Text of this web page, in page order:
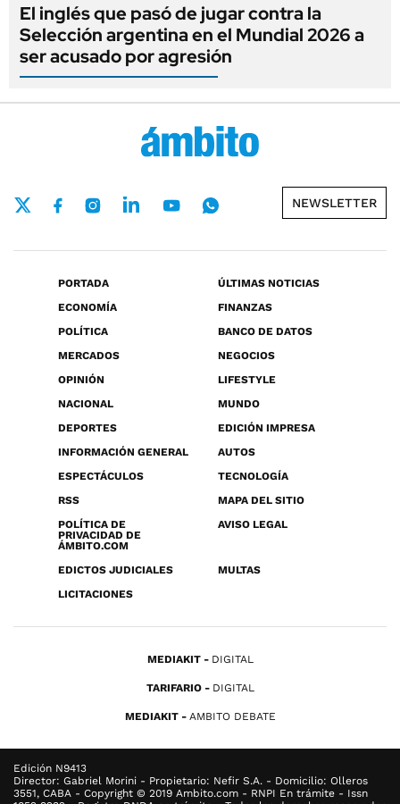
El inglés que pasó de jugar contra la
Selección argentina en el Mundial 2026 a
ser acusado por agresión
NEWSLETTER
PORTADA
ÚLTIMAS NOTICIAS
ECONOMÍA
FINANZAS
POLÍTICA
BANCO DE DATOS
MERCADOS
NEGOCIOS
OPINIÓN
LIFESTYLE
NACIONAL
MUNDO
DEPORTES
EDICIÓN IMPRESA
INFORMACIÓN GENERAL
AUTOS
ESPECTÁCULOS
TECNOLOGÍA
RSS
MAPA DEL SITIO
POLÍTICA DE
PRIVACIDAD DE
ÁMBITO.COM
AVISO LEGAL
EDICTOS JUDICIALES
MULTAS
LICITACIONES
MEDIAKIT DIGITAL
TARIFARIO DIGITAL
MEDIAKIT AMBITO DEBATE
Edición N9413
Director: Gabriel Morini - Propietario: Nefir S.A. - Domicilio: Olleros
3551, CABA - Copyright © 2019 Ambito.com - RNPI En trámite - Issn